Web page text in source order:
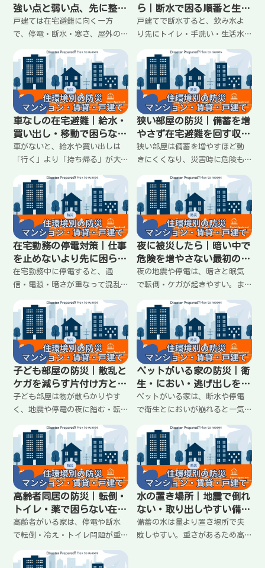
強い点と弱い点、先に整え
る順番
戸建ては在宅避難に向く一方
で、停電・断水・寒さ、屋外の
えやすい。戸建ての強み（自由
度・収納・自宅周り）と弱み
（復旧待ち・水回り・防犯）を
整理し、最初に手を付ける順番
をわかりやすくまとめます。
ら｜断水で困る順番と生活
水を回すコツ
戸建てで断水すると、飲み水よ
り先にトイレ・手洗い・生活水
固定し、無駄を減らして回すの
が現実的。生活水の使い方、手
を汚さない工夫、トイレは流さ
ない運用への切り替えまでわか
りやすく整理します。
車なしの在宅避難｜給水・
買い出し・移動で困らない
備え方と考え方
車がないと、給水や買い出しは
「行く」より「持ち帰る」が大
回数を減らす・運べる単位にす
る・家族で役割を決めるなど、
車なしでも在宅避難を回すコツ
を整理します。
狭い部屋の防災｜備蓄を増
やさず在宅避難を回す収納
と動線の作り方
狭い部屋は備蓄を増やすほど動
きにくくなり、災害時に危険も
き方」。水・トイレ・食を分散
し、玄関と通路を塞がず、取り
出しやすい定位置を作ること
で、少ない備蓄でも回る形を整
える方法を紹介します。
在宅勤務の停電対策｜仕事
を止めないより先に困らな
い準備と連絡の決め方
在宅勤務中に停電すると、通
信・電源・暗さが重なって混乱
続ける」より、まず安全と最低
限の連絡を確保すること。充電
の優先順位、Wi-Fiが落ちたとき
の動き、会社への連絡テンプ
レ、作業の切り替えまでわかり
やすく整理。
夜に被災したら｜暗い中で
危険を増やさない最初の動
き方
夜の地震や停電は、暗さと眠気
で転倒・ケガが起きやすい。ま
保し、家族の安全確認と火元確
認、情報確認の順番を決めるの
が大事。夜に困らないライトの
定位置や寝室の整え方もまとめ
ます。
子ども部屋の防災｜散乱と
ケガを減らす片付け方と安
全な置き方
子ども部屋は物が散らかりやす
く、地震や停電の夜に踏む・転
事なのは完璧な片付けではな
く、床を空けて、重い物を下に
置き、動線を守ること。子ども
が続けやすいルールと配置のコ
ツをわかりやすくまとめます。
ペットがいる家の防災｜衛
生・におい・逃げ出しを減
らす在宅避難の備え
ペットがいる家は、断水や停電
で衛生とにおいが崩れると一気
泄まわりの運用、いつものごは
んと水、逃げ出し防止、避難の
合図を決めておくこと。家に留
まる前提で、困りごとを減らす
備え方を整理します。
高齢者同居の防災｜転倒・
トイレ・薬で困らない在宅
避難の準備
高齢者がいる家は、停電や断水
で転倒・冷え・トイレ問題が重
なのは「できることを増やす」
水の置き場所｜地震で倒れ
ない・取り出しやすい備蓄
の置き方
備蓄の水は量より置き場所で失
敗しやすい。重さがあるため高